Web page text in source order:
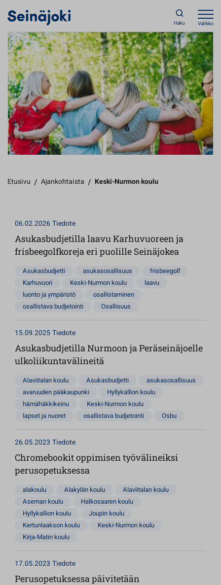
Haku Valikko
Etusivu / Ajankohtaista / Keski-Nurmon koulu
06.02.2026Tiedote
Asukasbudjetilla laavu Karhuvuoreen ja
frisbeegolfkoreja eri puolille Seinäjokea
Asukasbudjetti asukasosallisuus
frisbeegolf
Karhuvuori
Keski-Nurmon koulu
laavu
luonto ja ympäristö
osallistaminen
osallistava budjetointi
Osallisuus
15.09.2025Tiedote
Asukasbudjetilla Nurmoon ja Peräseinäjoelle
ulkoliikuntavälineitä
Alaviitalan koulu Asukasbudjetti
asukasosallisuus
avaruuden pääkaupunki
Hyllykallion koulu
hämähäkkikeinu
Keski-Nurmon koulu
lapset ja nuoret
osallistava budjetointi Osbu
26.05.2023 Tiedote
Chromebookit oppimisen työvälineiksi
perusopetuksessa
alakoulu Alakylän koulu
Alaviitalan koulu
Aseman koulu
Halkosaaren koulu
Hyllykallion koulu
Joupin koulu
Kertunlaakson koulu
Keski-Nurmon koulu
Kirja-Matin koulu
17.05.2023 Tiedote
Perusopetuksessa päivitetään